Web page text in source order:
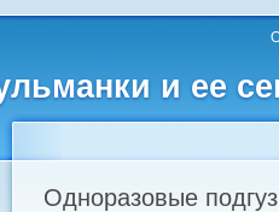
и ее
Одноразовые